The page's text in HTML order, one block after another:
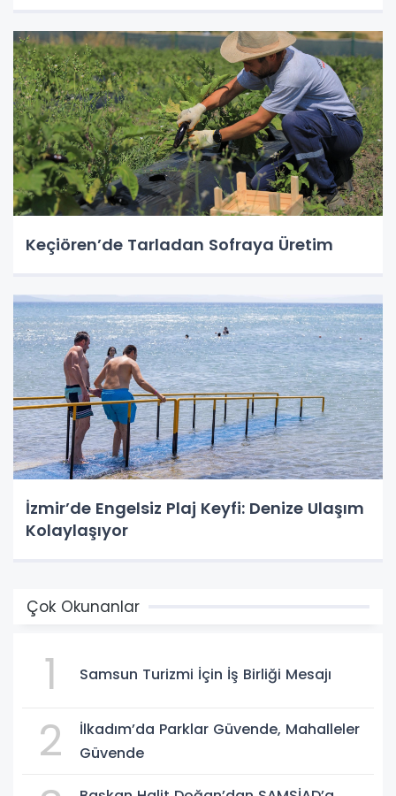
Keçiören’de Tarladan Sofraya Üretim
İzmir’de Engelsiz Plaj Keyfi: Denize Ulaşım
Kolaylaşıyor
Çok Okunanlar
1 Samsun Turizmi İçin İş Birliği Mesajı
2
İlkadım’da Parklar Güvende, Mahalleler
Güvende